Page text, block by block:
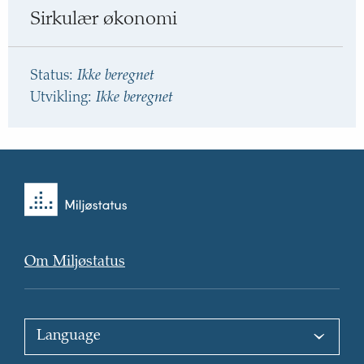
resultatområdet
Sirkulær økonomi
Status: Ikke beregnet
Utvikling: Ikke beregnet
Tilbake
til
Om Miljøstatus
Choose
language: